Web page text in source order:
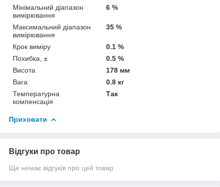
Мінімальний діапазон
вимірювання
6 %
Максимальний діапазон
вимірювання
35 %
Крок виміру
0.1 %
Похибка, ±
0.5 %
Висота
178 мм
Вага
0.8 кг
Температурна
компенсація
Так
Приховати
Відгуки про товар
Ще немає відгуків про цей товар